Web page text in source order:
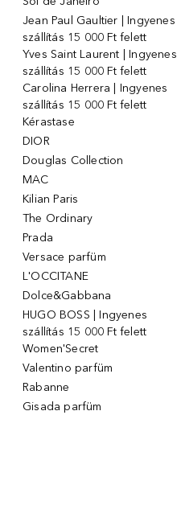
Jean Paul Gaultier | Ingyenes
szállítás 15 000 Ft felett
Yves Saint Laurent | Ingyenes
szállítás 15 000 Ft felett
Carolina Herrera | Ingyenes
szállítás 15 000 Ft felett
Kérastase
DIOR
Douglas Collection
MAC
Kilian Paris
The Ordinary
Prada
Versace parfüm
L'OCCITANE
Dolce&Gabbana
HUGO BOSS | Ingyenes
szállítás 15 000 Ft felett
Women'Secret
Valentino parfüm
Rabanne
Gisada parfüm